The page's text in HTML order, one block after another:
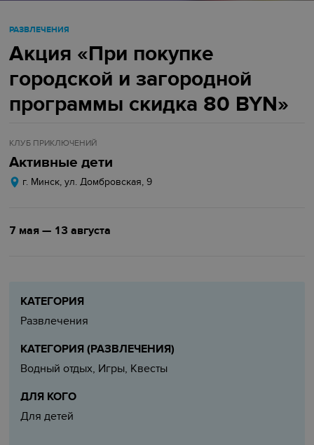
РАЗВЛЕЧЕНИЯ
Акция «При покупке
городской и загородной
программы скидка 80 BYN»
КЛУБ ПРИКЛЮЧЕНИЙ
Активные дети
г. Минск, ул. Домбровская, 9
7 мая — 13 августа
КАТЕГОРИЯ
Развлечения
КАТЕГОРИЯ (РАЗВЛЕЧЕНИЯ)
Водный отдых, Игры, Квесты
ДЛЯ КОГО
Для детей